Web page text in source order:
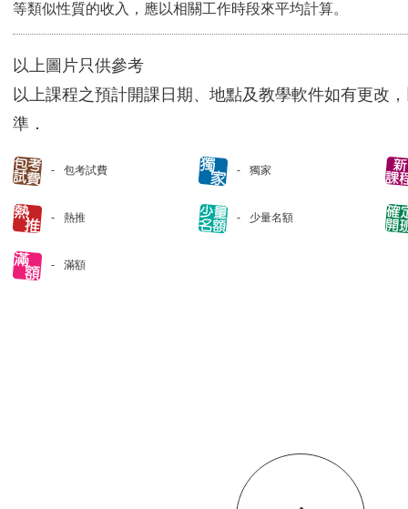
等類似性質的收入，應以相關工作時段來平均計算。
以上圖片只供參考
以上課程之預計開課日期、地點及教學軟件如有更改
準．
包考試費 獨家
熱推 少量名額
滿額